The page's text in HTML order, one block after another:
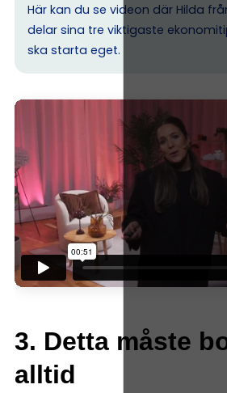
Här kan du se videon där Hilda
delar sina tre viktigaste
ska starta eget.
3. Detta måste
alltid